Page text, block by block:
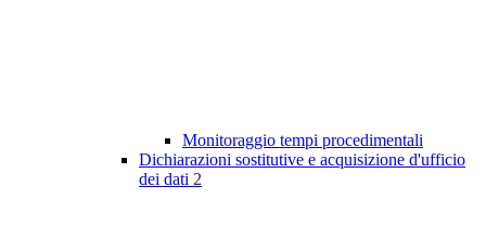
Monitoraggio tempi procedimentali
Dichiarazioni sostitutive e acquisizione d'ufficio
dei dati 2